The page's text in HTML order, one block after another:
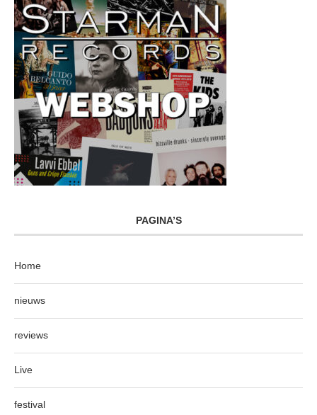
PAGINA’S
Home
nieuws
reviews
Live
festival